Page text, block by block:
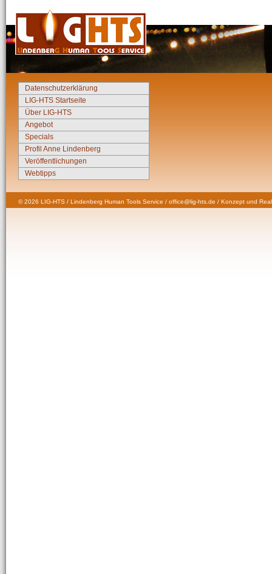
Datenschutzerklärung
LIG-HTS Startseite
Über LIG-HTS
Angebot
Specials
Profil Anne Lindenberg
Veröffentlichungen
Webtipps
© 2026 LIG-HTS / Lindenberg Human Tools Service / office@lig-hts.de / Konzept und